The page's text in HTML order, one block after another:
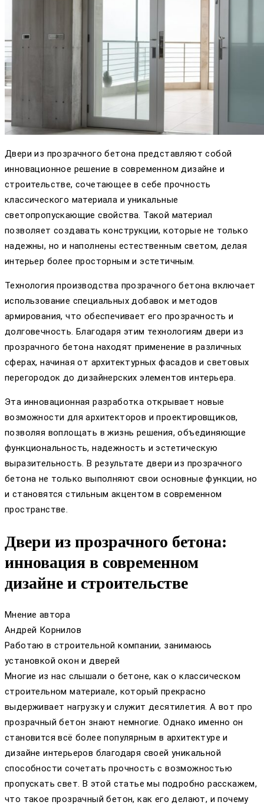
Двери из прозрачного бетона представляют собой
инновационное решение в современном дизайне и
строительстве, сочетающее в себе прочность
классического материала и уникальные
светопропускающие свойства. Такой материал
позволяет создавать конструкции, которые не только
надежны, но и наполнены естественным светом, делая
интерьер более просторным и эстетичным.
Технология производства прозрачного бетона включает
использование специальных добавок и методов
армирования, что обеспечивает его прозрачность и
долговечность. Благодаря этим технологиям двери из
прозрачного бетона находят применение в различных
сферах, начиная от архитектурных фасадов и световых
перегородок до дизайнерских элементов интерьера.
Эта инновационная разработка открывает новые
возможности для архитекторов и проектировщиков,
позволяя воплощать в жизнь решения, объединяющие
функциональность, надежность и эстетическую
выразительность. В результате двери из прозрачного
бетона не только выполняют свои основные функции, но
и становятся стильным акцентом в современном
пространстве.
Двери из прозрачного бетона:
инновация в современном
дизайне и строительстве
Мнение автора
Андрей Корнилов
Работаю в строительной компании, занимаюсь
установкой окон и дверей
Многие из нас слышали о бетоне, как о классическом
строительном материале, который прекрасно
выдерживает нагрузку и служит десятилетия. А вот про
прозрачный бетон знают немногие. Однако именно он
становится всё более популярным в архитектуре и
дизайне интерьеров благодаря своей уникальной
способности сочетать прочность с возможностью
пропускать свет. В этой статье мы подробно расскажем,
что такое прозрачный бетон, как его делают, и почему